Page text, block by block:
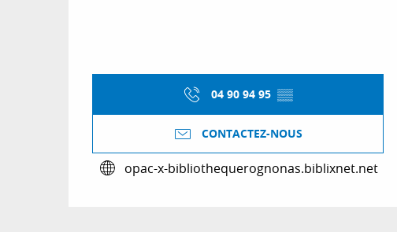
04 90 94 95 ▒▒
CONTACTEZ-NOUS
opac-x-bibliothequerognonas.biblixnet.net